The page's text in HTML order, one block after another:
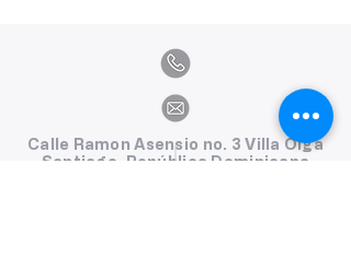
Calle Ramon Asensio no. 3 Villa Olga
Santiago, República Dominicana